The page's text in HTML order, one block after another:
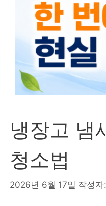
냉장고 냄
청소법
2026년 6월 17일 작성자: